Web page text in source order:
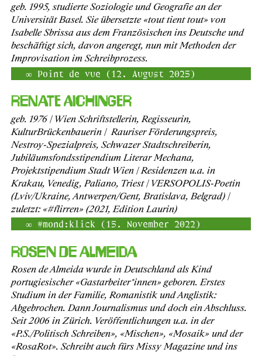
geb. 1995, studierte Soziologie und Geografie an der
Universität Basel. Sie übersetzte «tout tient tout» von
Isabelle Sbrissa aus dem Französischen ins Deutsche und
beschäftigt sich, davon angeregt, nun mit Methoden der
Improvisation im Schreibprozess.
Point de vue (12. August 2025)
Renate Aichinger
geb. 1976 | Wien Schriftstellerin, Regisseurin,
KulturBrückenbauerin | Rauriser Förderungspreis,
Nestroy-Spezialpreis, Schwazer Stadtschreiberin,
Jubiläumsfondsstipendium Literar Mechana,
Projektstipendium Stadt Wien | Residenzen u.a. in
Krakau, Venedig, Paliano, Triest | VERSOPOLIS-Poetin
(Lviv/Ukraine, Antwerpen/Gent, Bratislava, Belgrad) |
zuletzt: «#flirren» (2021, Edition Laurin)
#mond:klick (15. November 2022)
Rosen de Almeida
Rosen de Almeida wurde in Deutschland als Kind
portugiesischer «Gastarbeiter*innen» geboren. Erstes
Studium in der Familie, Romanistik und Anglistik:
Abgebrochen. Dann Journalismus und doch ein Abschluss.
Seit 2006 in Zürich. Veröffentlichungen u.a. in der
«P.S./Politisch Schreiben», «Mischen», «Mosaik» und der
«RosaRot». Schreibt auch fürs Missy Magazine und ins